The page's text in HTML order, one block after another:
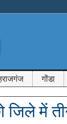
गोंडा
जिले में